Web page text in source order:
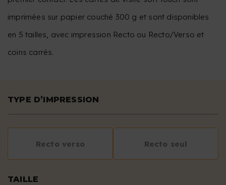
imprimées sur papier couché 300 g et sont disponibles
en 5 tailles, avec impression Recto ou Recto/Verso et
coins carrés.
TYPE D’IMPRESSION
Recto verso Recto seul
TAILLE